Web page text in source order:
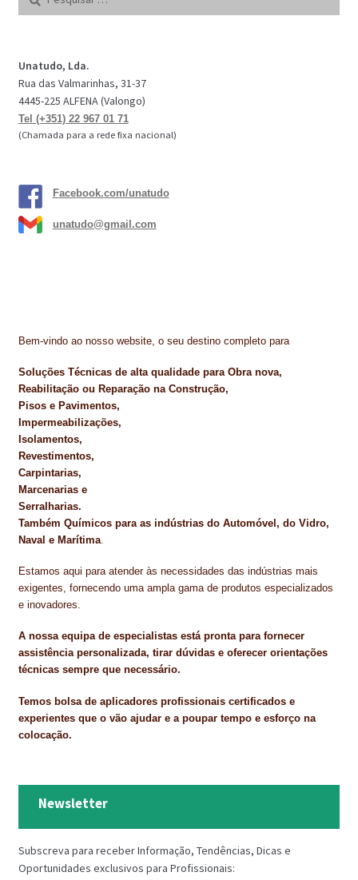
Unatudo, Lda.
Rua das Valmarinhas, 31-37
4445-225 ALFENA (Valongo)
Tel (+351) 22 967 01 71
(Chamada para a rede fixa nacional)
Facebook.com/unatudo
unatudo@gmail.com
Bem-vindo ao nosso website, o seu destino completo para
Soluções Técnicas de alta qualidade para Obra nova,
Reabilitação ou Reparação na Construção,
Pisos e Pavimentos,
Impermeabilizações,
Isolamentos,
Revestimentos,
Carpintarias,
Marcenarias e
Serralharias.
Também Químicos para as indústrias do Automóvel, do Vidro,
Naval e Marítima.
Estamos aqui para atender às necessidades das indústrias mais
exigentes, fornecendo uma ampla gama de produtos especializados
e inovadores.
A nossa equipa de especialistas está pronta para fornecer
assistência personalizada, tirar dúvidas e oferecer orientações
técnicas sempre que necessário.
Temos bolsa de aplicadores profissionais certificados e
experientes que o vão ajudar e a poupar tempo e esforço na
colocação.
Newsletter
Subscreva para receber Informação, Tendências, Dicas e
Oportunidades exclusivos para Profissionais: